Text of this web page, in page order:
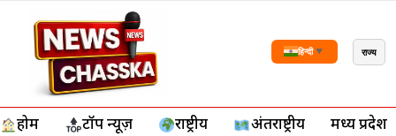
हिन्दी ▼ राज्य
होम टॉप न्यूज़ राष्ट्रीय अंतर्राष्ट्रीय मध्य प्रदेश